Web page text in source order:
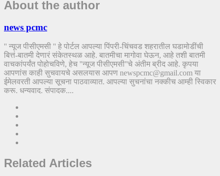
About the author
news pcmc
'' न्यूज पीसीएमसी '' हे पोर्टल आपल्या पिंपरी-चिंचवड शहरातील घडामोडींची
बित्तं-बातमी देणारं संकेतस्थळ आहे. बातमीचा मागोवा घेऊन, आहे तशी बातमी
वाचकांपर्यंत पोहोचविणे, हेच ''न्यूज पीसीएमसी''चे अंतीम ब्रीद आहे. कृपया
आपणांस काही सुचवायचे असलयास आपण newspcmc@gmail.com या
ईमेलवरती आपल्या सूचना पाठवाव्यात. आपल्या सुचनांचा नक्कीच आम्ही स्विकार
करू. धन्यवाद. संपादक....
Related Articles